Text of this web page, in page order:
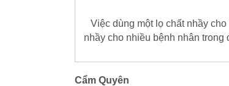
Việc dùng một lọ chất nhầy
nhầy cho nhiều bệnh nhân
Cẩm Quyên